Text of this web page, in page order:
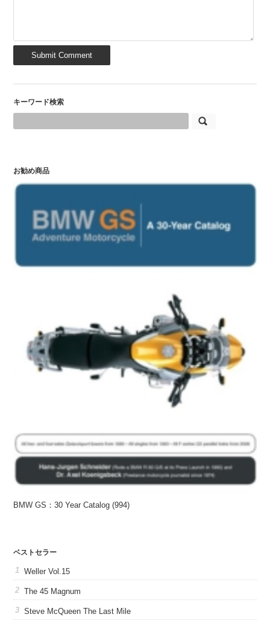
キーワード検索
お勧め商品
BMW GS：30 Year Catalog (994)
ベストセラー
Weller Vol.15
The 45 Magnum
Steve McQueen The Last Mile